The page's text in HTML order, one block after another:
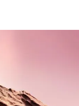
chỉ trong vòng